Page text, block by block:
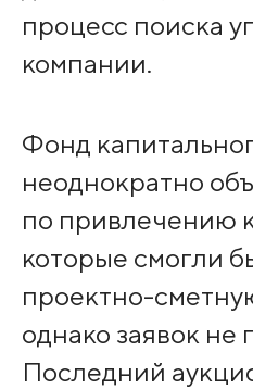
процесс поиска
компании.
Фонд
неоднократно
по привлечению
которые смогли
проектно-
однако заявок не
Последний